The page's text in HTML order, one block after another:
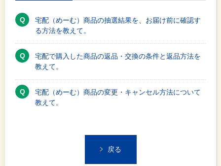
宅配（めーむ）商品の抽選結果を、お届け前に確認す
る方法を教えて。
宅配で購入した商品の返品・交換の条件と返品方法を
教えて。
宅配（めーむ）商品の変更・キャンセル方法について
教えて。
戻る